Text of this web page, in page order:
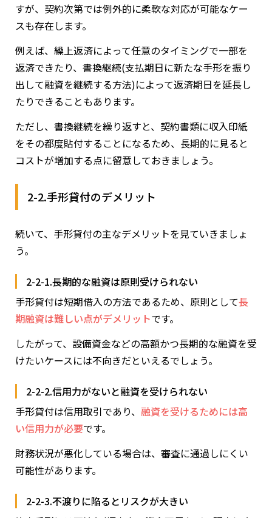
すが、契約次第では例外的に柔軟な対応が可能なケー
スも存在します。
例えば、繰上返済によって任意のタイミングで一部を
返済できたり、書換継続(支払期日に新たな手形を振り
出して融資を継続する方法)によって返済期日を延長し
たりできることもあります。
ただし、書換継続を繰り返すと、契約書類に収入印紙
をその都度貼付することになるため、長期的に見ると
コストが増加する点に留意しておきましょう。
2-2.手形貸付のデメリット
続いて、手形貸付の主なデメリットを見ていきましょ
う。
2-2-1.長期的な融資は原則受けられない
手形貸付は短期借入の方法であるため、原則として長
期融資は難しい点がデメリットです。
したがって、設備資金などの高額かつ長期的な融資を受
けたいケースには不向きだといえるでしょう。
2-2-2.信用力がないと融資を受けられない
手形貸付は信用取引であり、 融資を受けるためには高
い信用力が必要です。
財務状況が悪化している場合は、審査に通過しにくい
可能性があります。
2-2-3.不渡りに陥るとリスクが大きい